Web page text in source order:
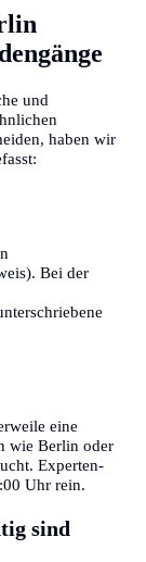
und
haben wir
Bei der
eine
wie Berlin oder
Experten-
Uhr rein.
sind